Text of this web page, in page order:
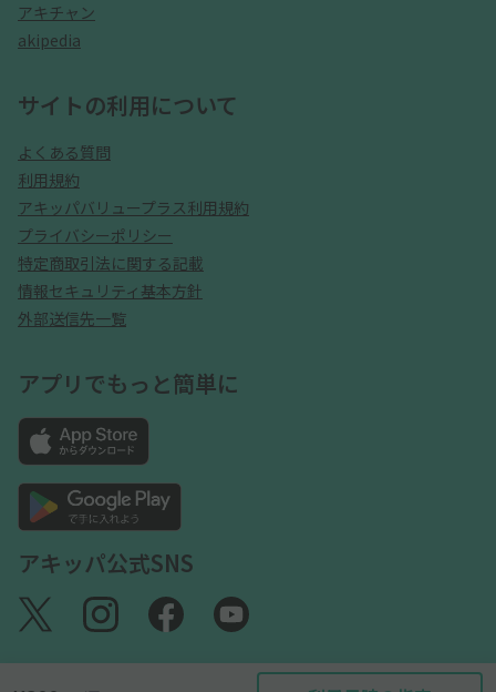
アキチャン
akipedia
サイトの利用について
よくある質問
利用規約
アキッパバリュープラス利用規約
プライバシーポリシー
特定商取引法に関する記載
情報セキュリティ基本方針
外部送信先一覧
アプリでもっと簡単に
アキッパ公式SNS